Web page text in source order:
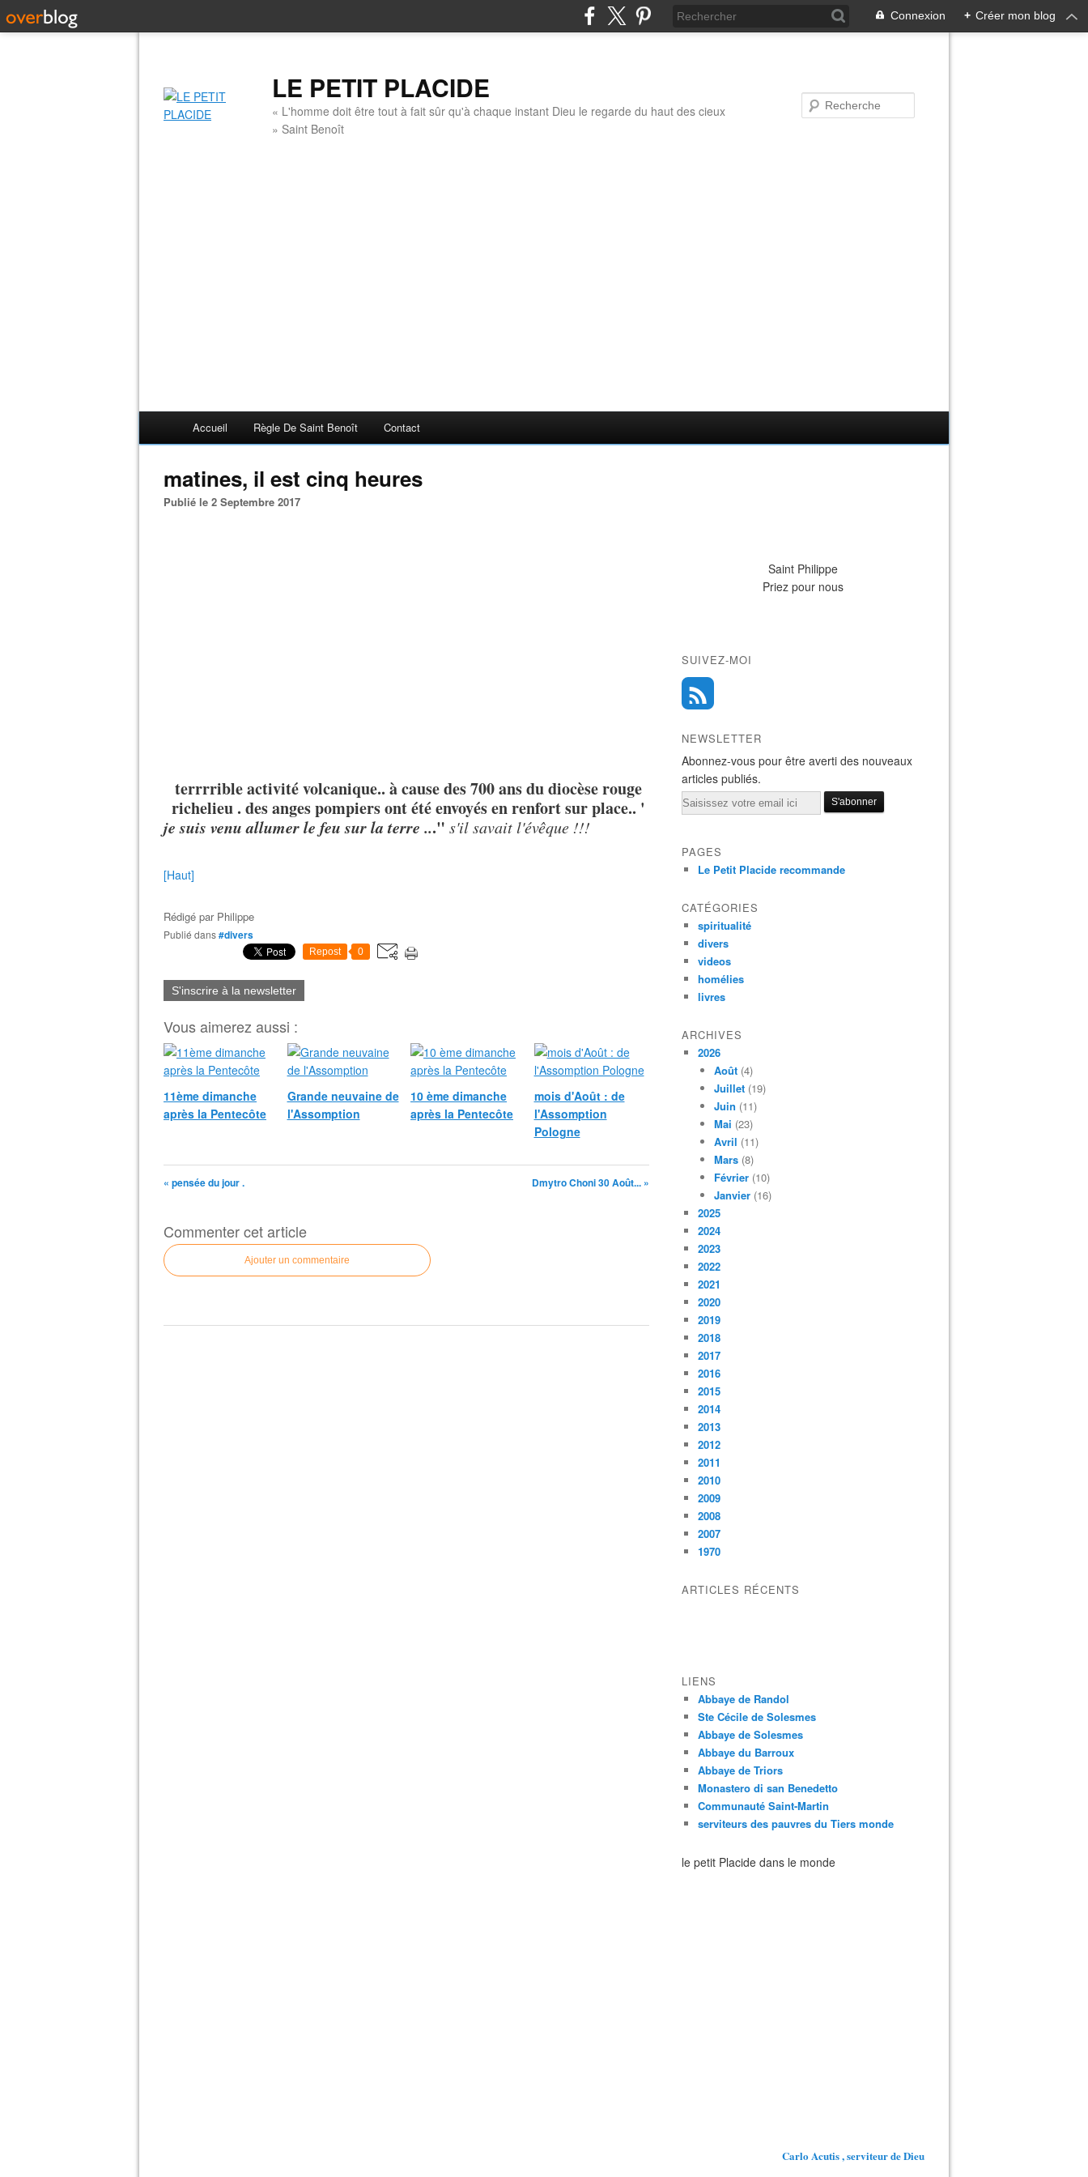
Connexion + Créer mon blog
LE PETIT PLACIDE
« L'homme doit être tout à fait sûr qu'à chaque instant Dieu le regarde du haut des cieux
» Saint Benoît
Accueil Règle De Saint Benoît Contact
matines, il est cinq heures
Publié le 2 Septembre 2017
terrrrible activité volcanique.. à cause des 700 ans du diocèse rouge
richelieu . des anges pompiers ont été envoyés en renfort sur place.. '
je suis venu allumer le feu sur la terre ..." s'il savait l'évêque !!!
[Haut]
Rédigé par Philippe
Publié dans#divers
Repost 0
S'inscrire à la newsletter
Vous aimerez aussi :
11ème dimanche
après la Pentecôte
Grande neuvaine de
l'Assomption
10 ème dimanche
après la Pentecôte
mois d'Août : de
l'Assomption
Pologne
« pensée du jour . Dmytro Choni 30 Août... »
Commenter cet article
Ajouter un commentaire
Saint Philippe
Priez pour nous
SUIVEZ-MOI
NEWSLETTER
Abonnez-vous pour être averti des nouveaux
articles publiés.
Email
PAGES
Le Petit Placide recommande
CATÉGORIES
spiritualité
divers
videos
homélies
livres
ARCHIVES
2026
Août (4)
Juillet (19)
Juin (11)
Mai (23)
Avril (11)
Mars (8)
Février (10)
Janvier (16)
2025
2024
2023
2022
2021
2020
2019
2018
2017
2016
2015
2014
2013
2012
2011
2010
2009
2008
2007
1970
ARTICLES RÉCENTS
LIENS
Abbaye de Randol
Ste Cécile de Solesmes
Abbaye de Solesmes
Abbaye du Barroux
Abbaye de Triors
Monastero di san Benedetto
Communauté Saint-Martin
serviteurs des pauvres du Tiers monde
le petit Placide dans le monde
Carlo Acutis , serviteur de Dieu